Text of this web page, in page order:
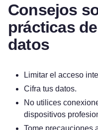
Consejos
prácticas
datos
Limitar el acceso
Cifra tus datos.
No utilices
dispositivos
Tome precauciones